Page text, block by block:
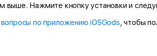
выше. Нажмите кнопку установки и
по приложению iOSGods, чтобы